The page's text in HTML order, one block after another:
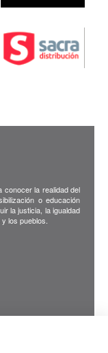
conocer la realidad del
o educación
la justicia, la igualdad
los pueblos.